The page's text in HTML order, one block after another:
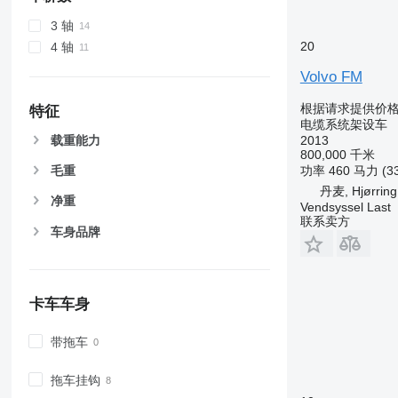
3 轴
4 轴
特征
载重能力
毛重
净重
车身品牌
卡车车身
带拖车
拖车挂钩
20
Volvo FM
根据请求提供价
电缆系统架设车
2013
800,000 千米
功率 460 马力
丹麦, Hjørring
Vendsyssel Last
联系卖方